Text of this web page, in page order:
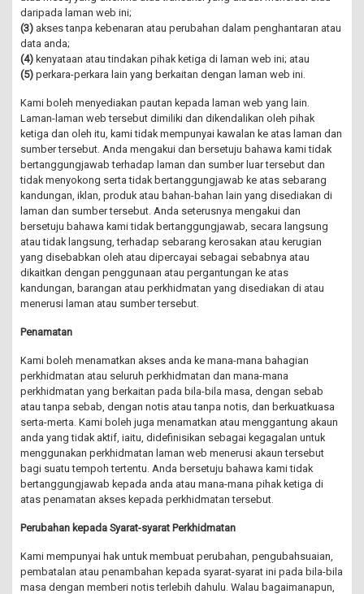
daripada laman web ini;
(3) akses tanpa kebenaran atau perubahan dalam penghantaran atau
data anda;
(4) kenyataan atau tindakan pihak ketiga di laman web ini; atau
(5) perkara-perkara lain yang berkaitan dengan laman web ini.
Kami boleh menyediakan pautan kepada laman web yang lain.
Laman-laman web tersebut dimiliki dan dikendalikan oleh pihak
ketiga dan oleh itu, kami tidak mempunyai kawalan ke atas laman dan
sumber tersebut. Anda mengakui dan bersetuju bahawa kami tidak
bertanggungjawab terhadap laman dan sumber luar tersebut dan
tidak menyokong serta tidak bertanggungjawab ke atas sebarang
kandungan, iklan, produk atau bahan-bahan lain yang disediakan di
laman dan sumber tersebut. Anda seterusnya mengakui dan
bersetuju bahawa kami tidak bertanggungjawab, secara langsung
atau tidak langsung, terhadap sebarang kerosakan atau kerugian
yang disebabkan oleh atau dipercayai sebagai sebabnya atau
dikaitkan dengan penggunaan atau pergantungan ke atas
kandungan, barangan atau perkhidmatan yang disediakan di atau
menerusi laman atau sumber tersebut.
Penamatan
Kami boleh menamatkan akses anda ke mana-mana bahagian
perkhidmatan atau seluruh perkhidmatan dan mana-mana
perkhidmatan yang berkaitan pada bila-bila masa, dengan sebab
atau tanpa sebab, dengan notis atau tanpa notis, dan berkuatkuasa
serta-merta. Kami boleh juga menamatkan atau menggantung akaun
anda yang tidak aktif, iaitu, didefinisikan sebagai kegagalan untuk
menggunakan perkhidmatan laman web menerusi akaun tersebut
bagi suatu tempoh tertentu. Anda bersetuju bahawa kami tidak
bertanggungjawab kepada anda atau mana-mana pihak ketiga di
atas penamatan akses kepada perkhidmatan tersebut.
Perubahan kepada Syarat-syarat Perkhidmatan
Kami mempunyai hak untuk membuat perubahan, pengubahsuaian,
pembatalan atau penambahan kepada syarat-syarat ini pada bila-bila
masa dengan memberi notis terlebih dahulu. Walau bagaimanapun,